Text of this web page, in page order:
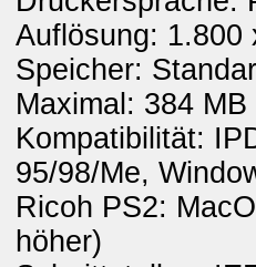
Auflösung: 1.800
Speicher:
Maximal: 384 MB
Kompatibilität:
95/98/Me,
Ricoh PS2:
höher)